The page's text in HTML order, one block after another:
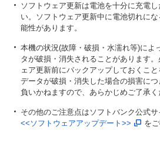
ソフトウェア更新は電池を十分に充電
い。ソフトウェア更新中に電池切れに
能性があります。
本機の状況(故障・破損・水濡れ等)によ
タが破損・消失されることがあります
ェア更新前にバックアップしておくこと
データが破損・消失した場合の損害に
負いかねますので、あらかじめご了承く
その他のご注意点はソフトバンク公式サ
<<ソフトウェアアップデート>>
を